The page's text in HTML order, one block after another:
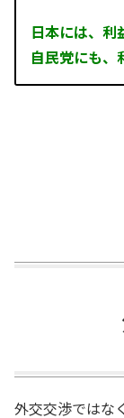
日本には、利
自民党にも、
外交交渉ではな